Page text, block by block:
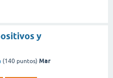
y
(140 puntos) Mar